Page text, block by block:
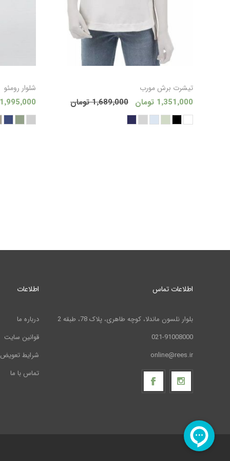
خرید
تیشرت برش مورب
1٬351٬000 تومان 1٬689٬000 تومان
شلوار رومئو
1٬995٬000 تومان
اطلاعات تماس
بلوار نلسون ماندلا، کوچه طاهری، پلاک 78، طبقه 2
021-91008000
online@rees.ir
اطلاعات
درباره ما
قوانین سایت
شرایط
تماس با ما